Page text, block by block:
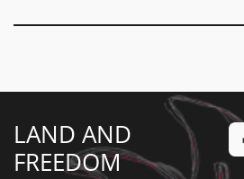
LAND AND
FREEDOM